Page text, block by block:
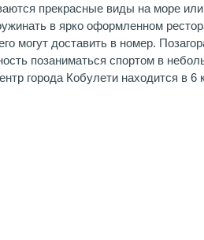
прекрасные виды на море
в ярко оформленном
могут доставить в номер.
позаниматься спортом в
города Кобулети находится в 6